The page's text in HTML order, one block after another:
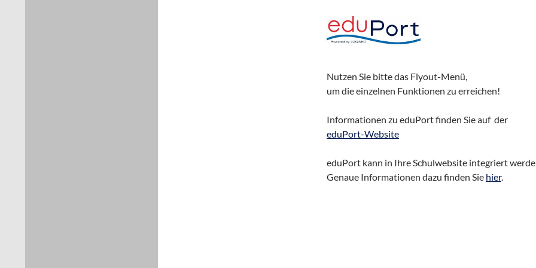
Nutzen Sie bitte das Flyout-Menü,
um die einzelnen Funktionen zu erreichen!
Informationen zu eduPort finden Sie auf der
eduPort-Website
eduPort kann in Ihre Schulwebsite integriert
Genaue Informationen dazu finden Sie hier.